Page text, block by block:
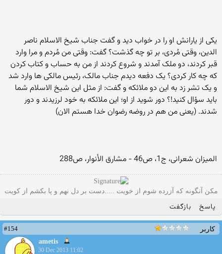
یکی از یارانش او را در خواب دید و گفت جناب شیخ الاسلام ناصر
الدین، وقتی مُردی، بر تو چه گذشت؟ گفت: وقتی من مُردم و مرا وارد
قبر کردند، دو ملک آمدند و شروع کردند از من به حساب و کتاب کردن
که چه کار کردی؟ یک دفعه دیدم جناب مالک، رئیس مالکی ها وارد شد
و یک تشر زد به این دو ملائکه و گفت: از مثل این شیخ الاسلام شما
باید سؤال کنید!؟ دور شوید از او؛ این ملائکه به خود لرزیدند و دور
شدند. (یعنی من هم در روضه رضوان خدا هستم الان)
المیزان شعرانی، ج1، ص46 - مشارق الأنوار، ص288
مکن آنگونه که آزرده شوم از خویت .....دست بر دل نهم و پا بکشم از کویت
پاسخ بازگفت
کاربر
#154
ametis
30 Dec 2013 11:02